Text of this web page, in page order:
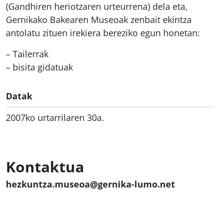
(Gandhiren heriotzaren urteurrena) dela eta,
Gernikako Bakearen Museoak zenbait ekintza
antolatu zituen irekiera bereziko egun honetan:
– Tailerrak
– bisita gidatuak
Datak
2007ko urtarrilaren 30a.
Kontaktua
hezkuntza.museoa@gernika-lumo.net